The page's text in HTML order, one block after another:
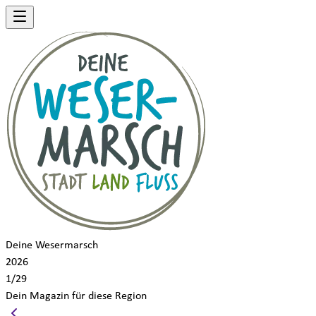
Deine Wesermarsch
2026
1/29
Dein Magazin für diese Region